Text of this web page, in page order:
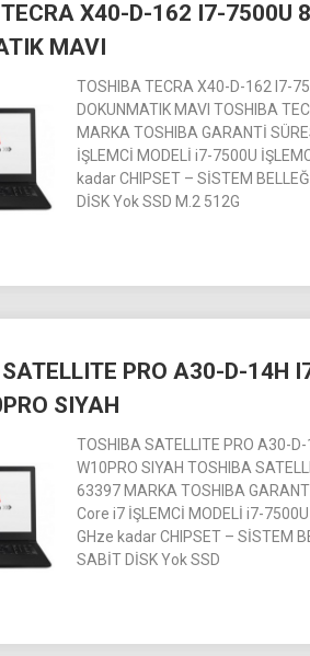
X40-D-162 I7-7500U
MAVI
TOSHIBA TECRA X40-D-162 I7-
DOKUNMATIK MAVI TOSHIBA
MARKA TOSHIBA GARANTİ
İŞLEMCİ MODELİ i7-7500U
kadar CHIPSET – SİSTEM
DİSK Yok SSD M.2 512G
PRO A30-D-14H
SIYAH
TOSHIBA SATELLITE PRO A30-
W10PRO SIYAH TOSHIBA
63397 MARKA TOSHIBA
Core i7 İŞLEMCİ MODELİ i7-
GHze kadar CHIPSET – SİSTEM
SABİT DİSK Yok SSD